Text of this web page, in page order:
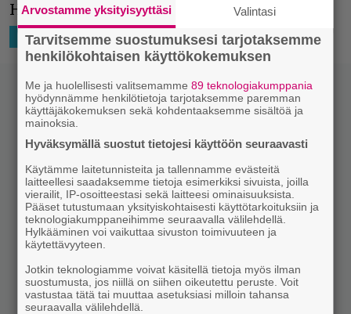
Hieno kunnianosoitus.
HOLLYWOOD MAAILMALTA 24.9.2021 18:52 Niko Ikonen
Arvostamme yksityisyyttäsi Valintasi
Tarvitsemme suostumuksesi tarjotaksemme
henkilökohtaisen käyttökokemuksen
Me ja huolellisesti valitsemamme89 teknologiakumppania
hyödynnämme henkilötietoja tarjotaksemme paremman
käyttäjäkokemuksen sekä kohdentaaksemme sisältöä ja
mainoksia.
Hyväksymällä suostut tietojesi käyttöön seuraavasti
Käytämme laitetunnisteita ja tallennamme evästeitä
laitteellesi saadaksemme tietoja esimerkiksi sivuista, joilla
vierailit, IP-osoitteestasi sekä laitteesi ominaisuuksista.
Pääset tutustumaan yksityiskohtaisesti käyttötarkoituksiin ja
teknologiakumppaneihimme seuraavalla välilehdellä.
Hylkääminen voi vaikuttaa sivuston toimivuuteen ja
käytettävyyteen.
Jotkin teknologiamme voivat käsitellä tietoja myös ilman
suostumusta, jos niillä on siihen oikeutettu peruste. Voit
vastustaa tätä tai muuttaa asetuksiasi milloin tahansa
seuraavalla välilehdellä.